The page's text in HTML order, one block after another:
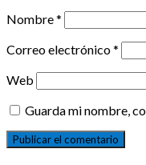
Nombre*
Correo electrónico*
Web
Guarda mi nombre,